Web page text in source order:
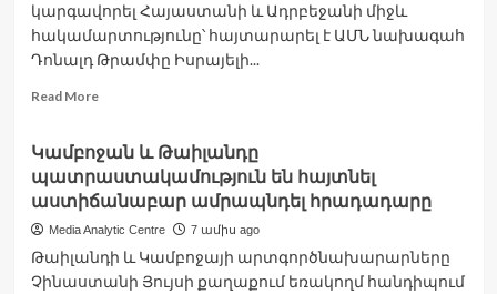
ֆոնին
հրաժարական
է
կարգավորել Հայաստանի և Ադրբեջանի միջև
հակամարտությունը՝ հայտարարել է ԱՄՆ նախագահ
Դոնալդ Թրամփը Իսրայելի...
Read MoreRead
Ես
բառացիորեն
կարգավորել
Հայաստանի
և
Ադրբեջանի
Կամբոջան և Թաիլանդը
պատրաստակամություն են հայտնել
աստիճանաբար ամրապնդել հրադադարը
Media Analytic Centre 7 ամիս ago
Թաիլանդի և Կամբոջայի արտգործնախարարները
Չինաստանի Յույսի քաղաքում եռակողմ հանդիպում